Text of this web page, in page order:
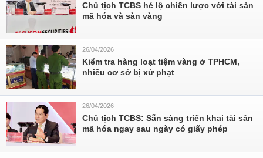
Chủ tịch TCBS hé lộ chiến lược với tài sản
mã hóa và sàn vàng
26/04/2026
Kiểm tra hàng loạt tiệm vàng ở TPHCM,
nhiều cơ sở bị xử phạt
26/04/2026
Chủ tịch TCBS: Sẵn sàng triển khai tài sản
mã hóa ngay sau ngày có giấy phép